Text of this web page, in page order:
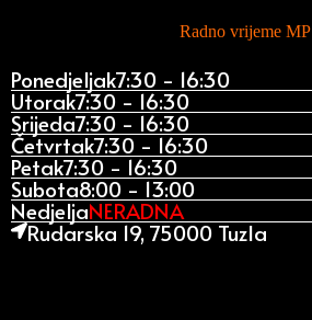
Radno vrijeme MP
Ponedjeljak7:30 - 16:30
Utorak7:30 - 16:30
Srijeda7:30 - 16:30
Četvrtak7:30 - 16:30
Petak7:30 - 16:30
Subota8:00 - 13:00
NedjeljaNERADNA
Rudarska 19, 75000 Tuzla